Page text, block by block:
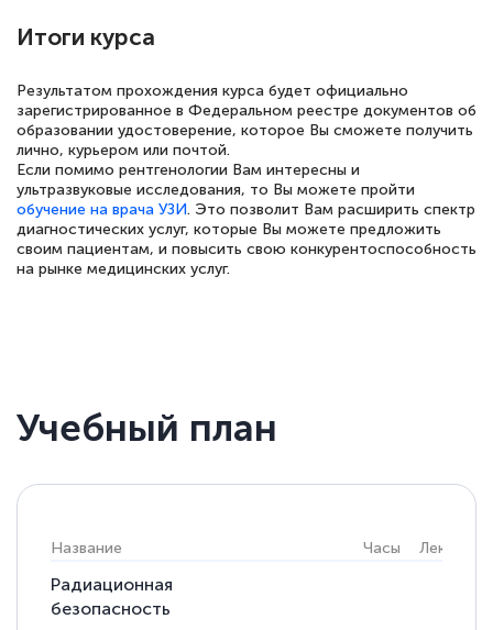
Светлана К
Знаток города 7 уровня
10 марта 2026
Оставила заявку на обучение онлайн, мне
быстро ответили, разъяснили все детали.
Обучение понравилось: огромное
каком этапе…
Итоги курса
Результатом прохождения курса будет официально
зарегистрированное в Федеральном реестре документов об
образовании удостоверение, которое Вы сможете получить
лично, курьером или почтой.
Если помимо рентгенологии Вам интересны и
ультразвуковые исследования, то Вы можете пройти
обучение на врача УЗИ. Это позволит Вам расширить спектр
диагностических услуг, которые Вы можете предложить
своим пациентам, и повысить свою конкурентоспособность
на рынке медицинских услуг.
Учебный план
Название Часы Лекции
Радиационная
безопасность